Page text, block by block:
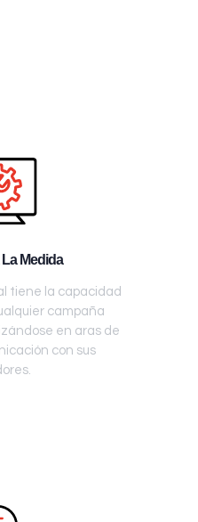
Medida
tiene la capacidad
campaña
en aras de
con sus